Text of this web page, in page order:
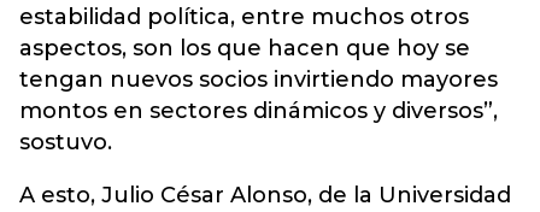
estabilidad política, entre muchos otros
aspectos, son los que hacen que hoy se
tengan nuevos socios invirtiendo mayores
montos en sectores dinámicos y diversos”,
sostuvo.
A esto, Julio César Alonso, de la Universidad